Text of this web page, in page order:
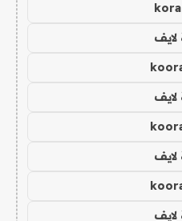
لايف
لايف
لايف
لايف